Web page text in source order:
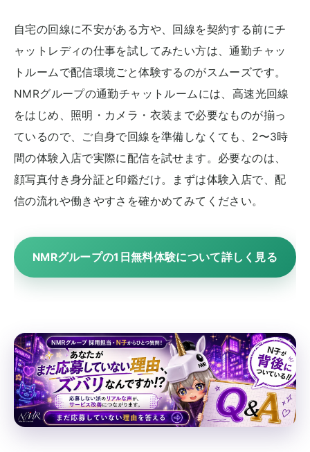
自宅の回線に不安がある方や、回線を契約する前にチ
ャットレディの仕事を試してみたい方は、通勤チャッ
トルームで配信環境ごと体験するのがスムーズです。
NMRグループの通勤チャットルームには、高速光回線
をはじめ、照明・カメラ・衣装まで必要なものが揃っ
ているので、ご自身で回線を準備しなくても、2〜3時
間の体験入店で実際に配信を試せます。必要なのは、
顔写真付き身分証と印鑑だけ。まずは体験入店で、配
信の流れや働きやすさを確かめてみてください。
NMRグループの1日無料体験について詳しく見る